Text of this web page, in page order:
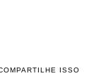
ISSO